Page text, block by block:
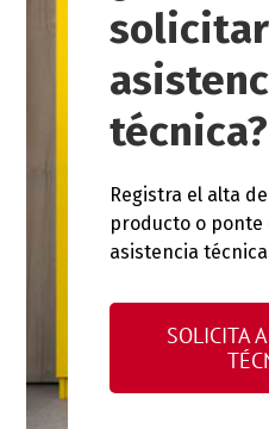
solicitar
técnica?
Registra el alta
producto o ponte
asistencia
SOLICITA